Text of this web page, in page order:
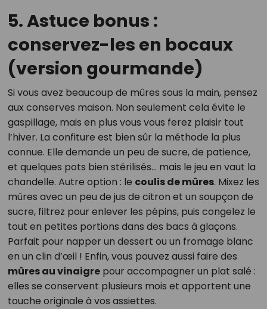
5. Astuce bonus :
conservez-les en bocaux
(version gourmande)
Si vous avez beaucoup de mûres sous la main, pensez
aux conserves maison. Non seulement cela évite le
gaspillage, mais en plus vous vous ferez plaisir tout
l’hiver. La confiture est bien sûr la méthode la plus
connue. Elle demande un peu de sucre, de patience,
et quelques pots bien stérilisés… mais le jeu en vaut la
chandelle. Autre option : le coulis de mûres. Mixez les
mûres avec un peu de jus de citron et un soupçon de
sucre, filtrez pour enlever les pépins, puis congelez le
tout en petites portions dans des bacs à glaçons.
Parfait pour napper un dessert ou un fromage blanc
en un clin d’œil ! Enfin, vous pouvez aussi faire des
mûres au vinaigrepour accompagner un plat salé :
elles se conservent plusieurs mois et apportent une
touche originale à vos assiettes.